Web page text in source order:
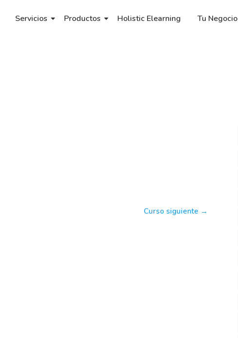
Servicios Productos Holistic Elearning Tu Negocio
Curso siguiente →